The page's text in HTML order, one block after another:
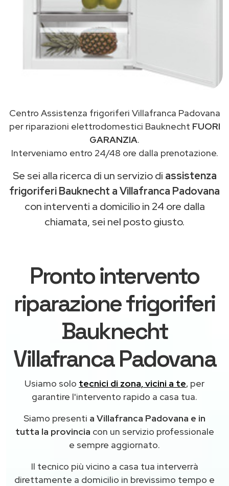
Centro Assistenza frigoriferi Villafranca Padovana
per riparazioni elettrodomestici Bauknecht FUORI
GARANZIA.
Interveniamo entro 24/48 ore dalla prenotazione.
Se sei alla ricerca di un servizio di assistenza
frigoriferi Bauknecht a Villafranca Padovana
con interventi a domicilio in 24 ore dalla
chiamata, sei nel posto giusto.
Pronto intervento
riparazione frigoriferi
Bauknecht
Villafranca Padovana
Usiamo solo tecnici di zona, vicini a te, per
garantire l'intervento rapido a casa tua.
Siamo presenti a Villafranca Padovana e in
tutta la provincia con un servizio professionale
e sempre aggiornato.
Il tecnico più vicino a casa tua interverrà
direttamente a domicilio in brevissimo tempo e